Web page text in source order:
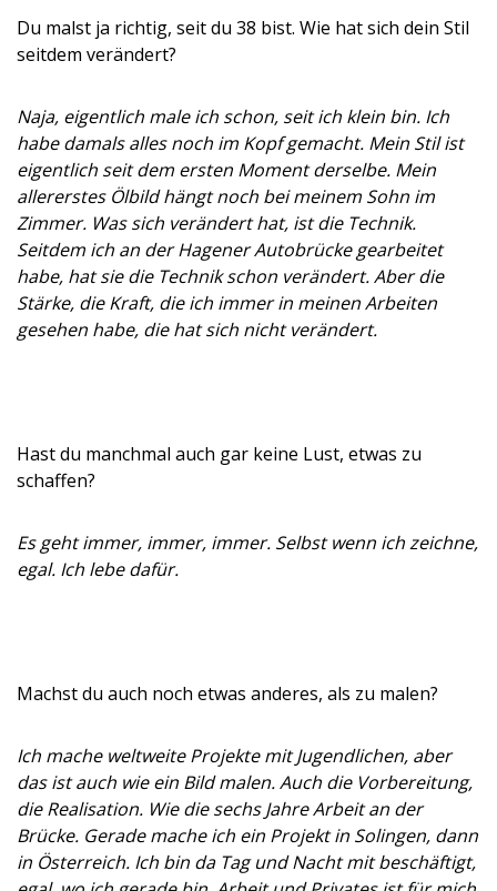
Du malst ja richtig, seit du 38 bist. Wie hat sich dein Stil
seitdem verändert?
Naja, eigentlich male ich schon, seit ich klein bin. Ich
habe damals alles noch im Kopf gemacht. Mein Stil ist
eigentlich seit dem ersten Moment derselbe. Mein
allererstes Ölbild hängt noch bei meinem Sohn im
Zimmer. Was sich verändert hat, ist die Technik.
Seitdem ich an der Hagener Autobrücke gearbeitet
habe, hat sie die Technik schon verändert. Aber die
Stärke, die Kraft, die ich immer in meinen Arbeiten
gesehen habe, die hat sich nicht verändert.
Hast du manchmal auch gar keine Lust, etwas zu
schaffen?
Es geht immer, immer, immer. Selbst wenn ich zeichne,
egal. Ich lebe dafür.
Machst du auch noch etwas anderes, als zu malen?
Ich mache weltweite Projekte mit Jugendlichen, aber
das ist auch wie ein Bild malen. Auch die Vorbereitung,
die Realisation. Wie die sechs Jahre Arbeit an der
Brücke. Gerade mache ich ein Projekt in Solingen, dann
in Österreich. Ich bin da Tag und Nacht mit beschäftigt,